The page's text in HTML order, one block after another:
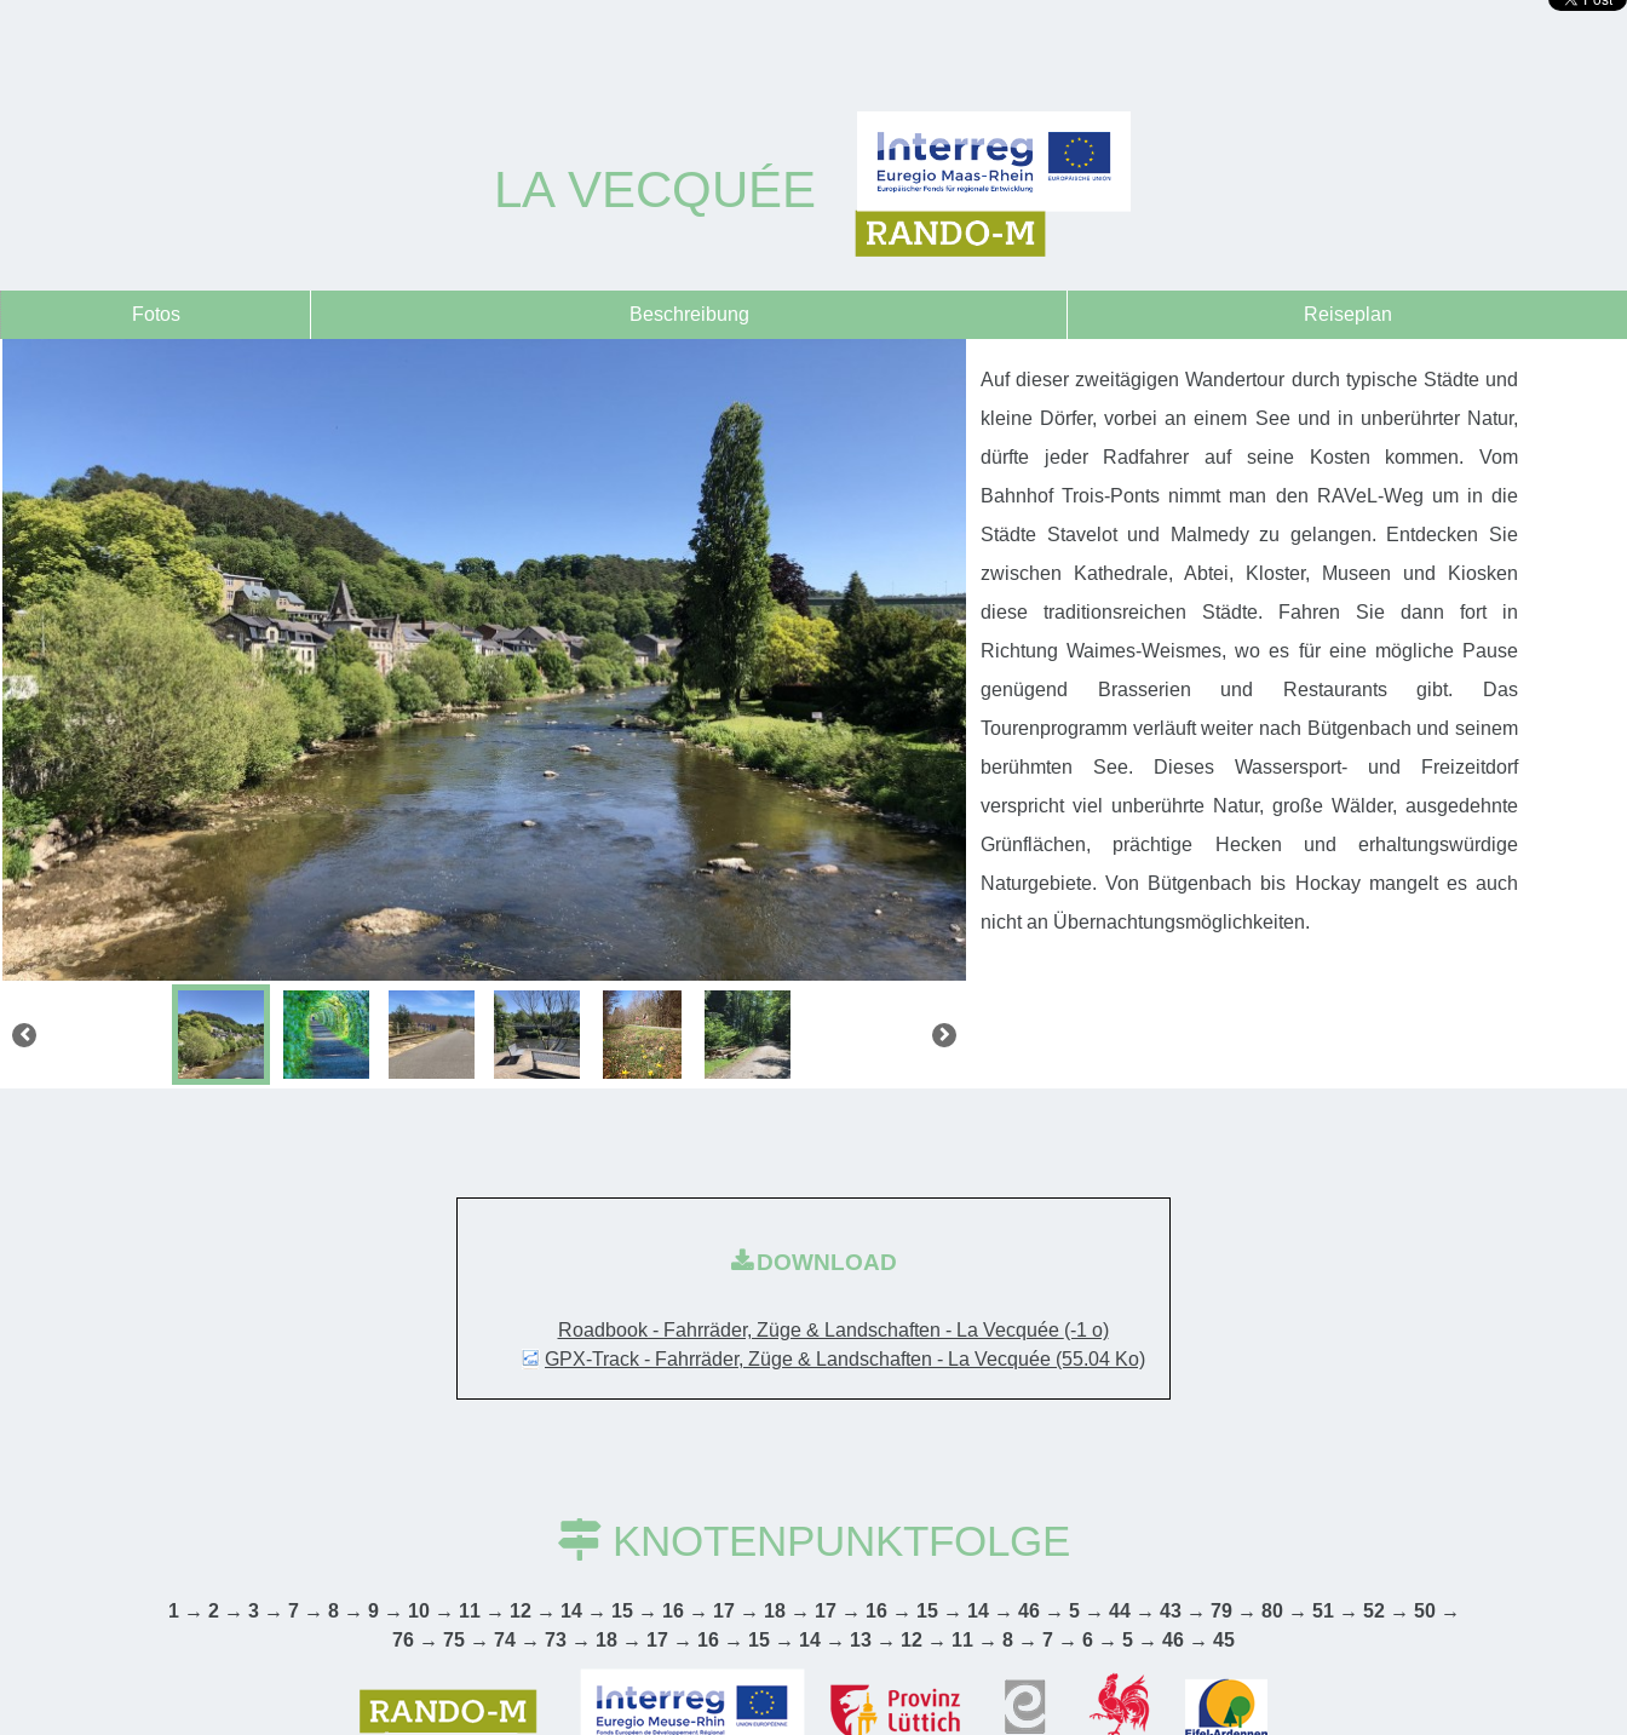
LA VECQUÉE
Fotos Beschreibung Reiseplan
Auf dieser zweitägigen Wandertour durch typische Städte und
kleine Dörfer, vorbei an einem See und in unberührter Natur,
dürfte jeder Radfahrer auf seine Kosten kommen. Vom
Bahnhof Trois-Ponts nimmt man den RAVeL-Weg um in die
Städte Stavelot und Malmedy zu gelangen. Entdecken Sie
zwischen Kathedrale, Abtei, Kloster, Museen und Kiosken
diese traditionsreichen Städte. Fahren Sie dann fort in
Richtung Waimes-Weismes, wo es für eine mögliche Pause
genügend Brasserien und Restaurants gibt. Das
Tourenprogramm verläuft weiter nach Bütgenbach und seinem
berühmten See. Dieses Wassersport- und Freizeitdorf
verspricht viel unberührte Natur, große Wälder, ausgedehnte
Grünflächen, prächtige Hecken und erhaltungswürdige
Naturgebiete. Von Bütgenbach bis Hockay mangelt es auch
nicht an Übernachtungsmöglichkeiten.
dieser besonders langen Fahrradtour erreicht wird.
Schwierigkeitsgrad
Verfolgte Knotenpunkte
15 → 14 → 46 → 5 → 44 → 43 → 79 → 80 → 51 → 52 →
50 → 76 → 75 → 74 → 73 → 18 → 17 → 16 → 15 → 14
→ 13 → 12 → 11 → 8 → 7 → 6 → 5 → 46 → 45
DOWNLOAD
Roadbook - Fahrräder, Züge & Landschaften - La Vecquée (-1 o)
GPX-Track - Fahrräder, Züge & Landschaften - La Vecquée (55.04 Ko)
KNOTENPUNKTFOLGE
1 → 2 → 3 → 7 → 8 → 9 → 10 → 11 → 12 → 14 → 15 → 16 → 17 → 18 → 17 → 16 → 15 → 14 → 46 → 5 → 44 → 43 → 79 → 80 → 51 → 52 → 50 →
76 → 75 → 74 → 73 → 18 → 17 → 16 → 15 → 14 → 13 → 12 → 11 → 8 → 7 → 6 → 5 → 46 → 45